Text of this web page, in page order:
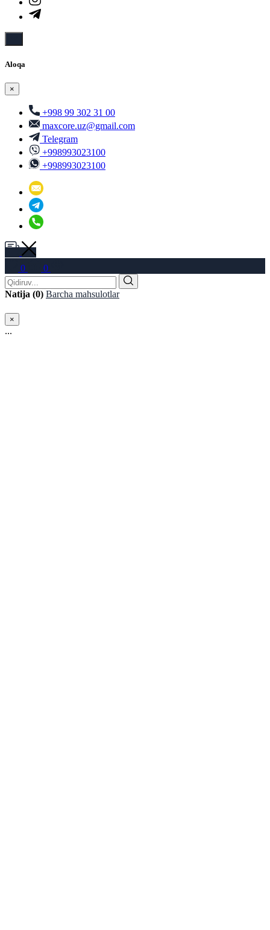
Aloqa
×
+998 99 302 31 00
maxcore.uz@gmail.com
Telegram
+998993023100
+998993023100
0 0
Natija (0) Barcha mahsulotlar
×
...